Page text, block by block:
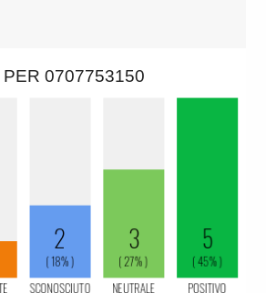
0707753150